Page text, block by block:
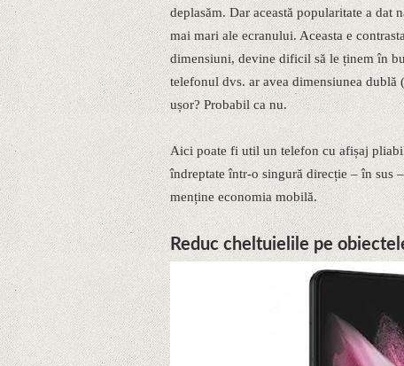
deplasăm. Dar această popularitate a dat
mai mari ale ecranului. Aceasta e
dimensiuni, devine dificil să le ținem în
telefonul dvs. ar avea dimensiunea
ușor? Probabil ca nu.
Aici poate fi util un telefon cu afișaj
îndreptate într-o singură direcție – în sus
menține economia mobilă.
Reduc cheltuielile pe